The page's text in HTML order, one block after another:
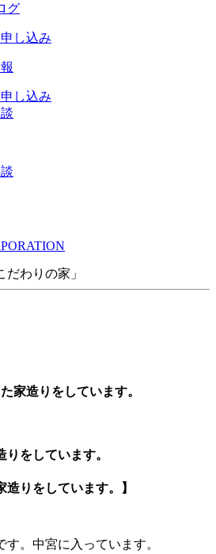
グ
わりの家」
家造りをしています。
をしています。
造りをしています。】
。中宮に入っています。